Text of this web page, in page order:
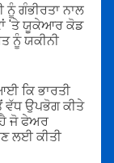
ਗੰਭੀਰਤਾ ਨਾਲ
'ਤੇ ਯੂਕੇਆਰ ਕੋਡ
ਨੂੰ ਯਕੀਨੀ
ਕਿ ਭਾਰਤੀ
ਵੱਧ ਉਪਭੋਗ ਕੀਤੇ
ਜੋ ਫੇਅਰ
ਲਈ ਕੀਤੀ